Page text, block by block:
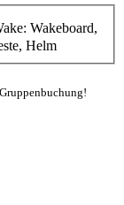
Wakeboard,
Helm